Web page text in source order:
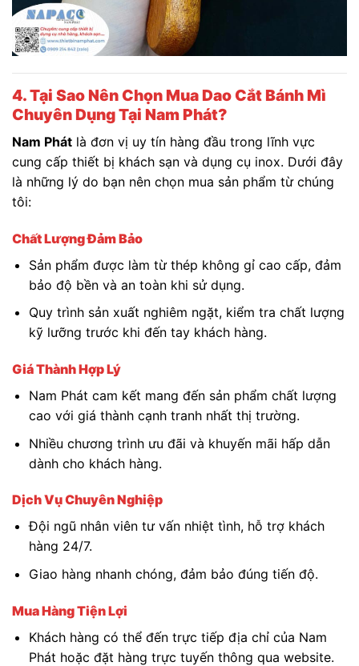
4. Tại Sao Nên Chọn Mua Dao Cắt Bánh Mì
Chuyên Dụng Tại Nam Phát?
Nam Phát là đơn vị uy tín hàng đầu trong lĩnh vực
cung cấp thiết bị khách sạn và dụng cụ inox. Dưới đây
là những lý do bạn nên chọn mua sản phẩm từ chúng
tôi:
Chất Lượng Đảm Bảo
Sản phẩm được làm từ thép không gỉ cao cấp, đảm
bảo độ bền và an toàn khi sử dụng.
Quy trình sản xuất nghiêm ngặt, kiểm tra chất lượng
kỹ lưỡng trước khi đến tay khách hàng.
Giá Thành Hợp Lý
Nam Phát cam kết mang đến sản phẩm chất lượng
cao với giá thành cạnh tranh nhất thị trường.
Nhiều chương trình ưu đãi và khuyến mãi hấp dẫn
dành cho khách hàng.
Dịch Vụ Chuyên Nghiệp
Đội ngũ nhân viên tư vấn nhiệt tình, hỗ trợ khách
hàng 24/7.
Giao hàng nhanh chóng, đảm bảo đúng tiến độ.
Mua Hàng Tiện Lợi
Khách hàng có thể đến trực tiếp địa chỉ của Nam
Phát hoặc đặt hàng trực tuyến thông qua website.